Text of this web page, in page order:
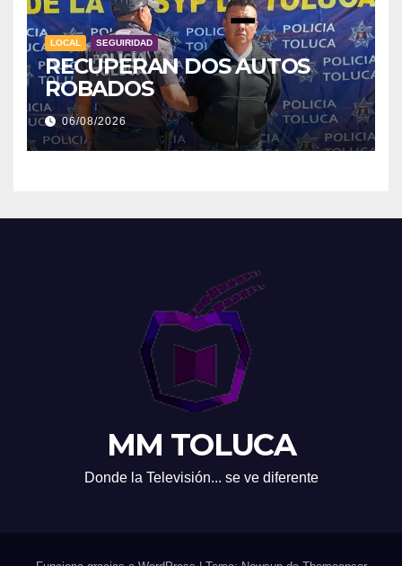
LOCAL SEGUIRIDAD
RECUPERAN DOS AUTOS
ROBADOS
06/08/2026
MM TOLUCA
Donde la Televisión... se ve diferente